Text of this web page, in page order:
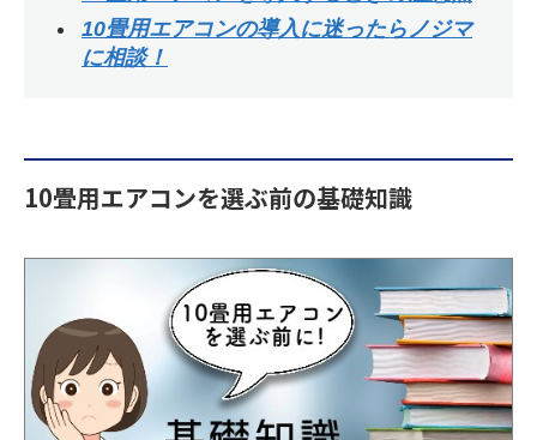
10畳用エアコンの導入に迷ったらノジマ
に相談！
10畳用エアコンを選ぶ前の基礎知識